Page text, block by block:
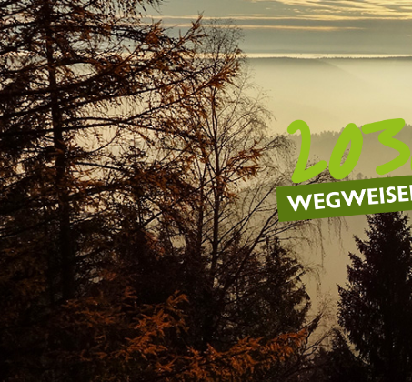
Schiltach
Schenkenzell